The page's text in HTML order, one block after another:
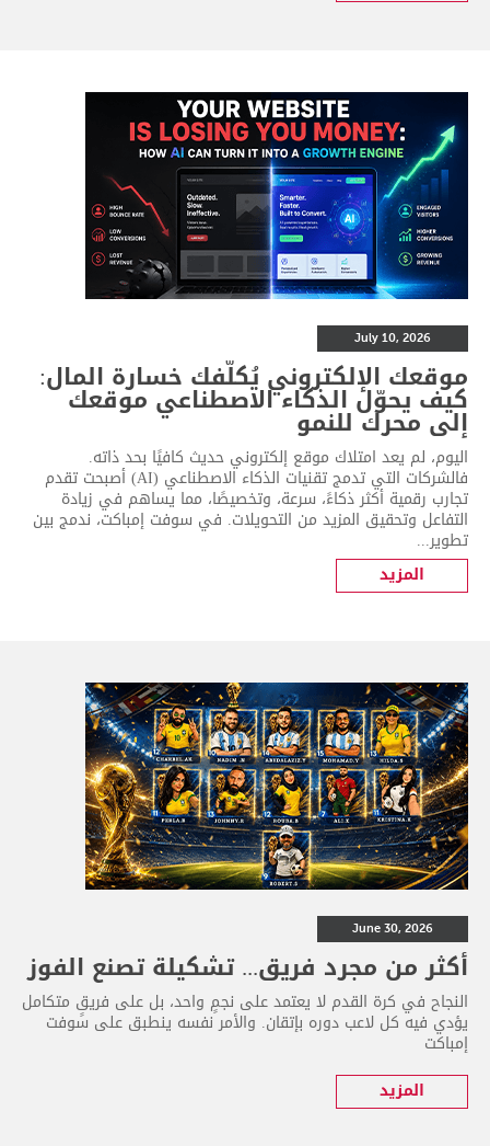
July 10, 2026
موقعك الإلكتروني يُكلّفك خسارة المال:
كيف يحوّل الذكاء الاصطناعي موقعك
إلى محرك للنمو
اليوم، لم يعد امتلاك موقع إلكتروني حديث كافيًا بحد ذاته.
فالشركات التي تدمج تقنيات الذكاء الاصطناعي (AI) أصبحت تقدم
تجارب رقمية أكثر ذكاءً، سرعة، وتخصيصًا، مما يساهم في زيادة
التفاعل وتحقيق المزيد من التحويلات. في سوفت إمباكت، ندمج بين
تطوير...
المزيد
June 30, 2026
أكثر من مجرد فريق... تشكيلة تصنع الفوز
النجاح في كرة القدم لا يعتمد على نجمٍ واحد، بل على فريقٍ متكامل
يؤدي فيه كل لاعب دوره بإتقان. والأمر نفسه ينطبق على سوفت
إمباكت
المزيد